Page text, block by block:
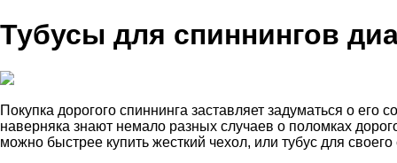
Тубусы для спиннингов
Покупка дорогого спиннинга заставляет задуматься о
наверняка знают немало разных случаев о поломках
можно быстрее купить жесткий чехол, или тубус для своего